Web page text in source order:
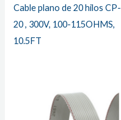
Cable plano de 20 hilos CP-
20 , 300V, 100-115OHMS,
10.5FT